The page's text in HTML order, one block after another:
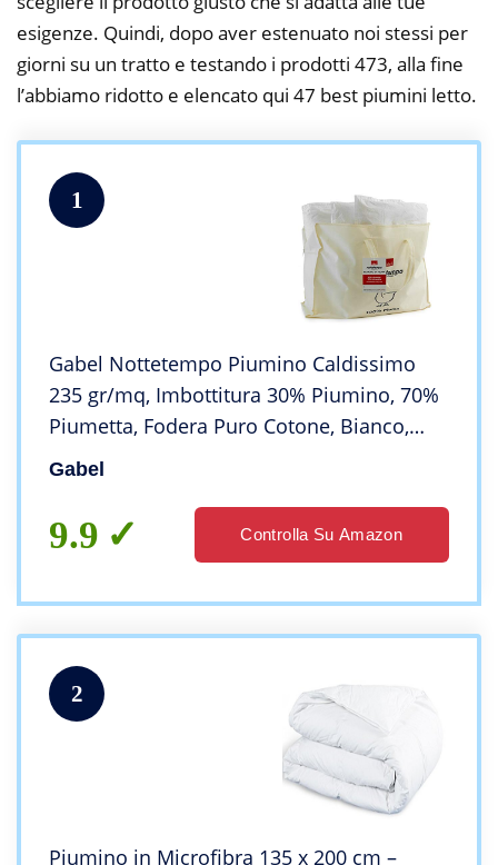
esigenze. Quindi, dopo aver estenuato noi stessi per
giorni su un tratto e testando i prodotti 473, alla fine
l’abbiamo ridotto e elencato qui 47 best piumini letto.
1
Gabel Nottetempo Piumino Caldissimo
235 gr/mq, Imbottitura 30% Piumino, 70%
Piumetta, Fodera Puro Cotone, Bianco,
Singolo, 205 x 155 x 2 cm
Gabel
9.9 Controlla Su Amazon
2
Piumino in Microfibra 135 x 200 cm –